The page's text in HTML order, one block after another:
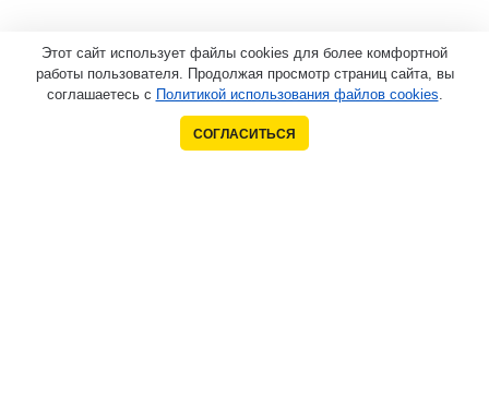
Этот сайт использует файлы cookies для более комфортной
работы пользователя. Продолжая просмотр страниц сайта, вы
соглашаетесь с Политикой использования файлов cookies.
СОГЛАСИТЬСЯ